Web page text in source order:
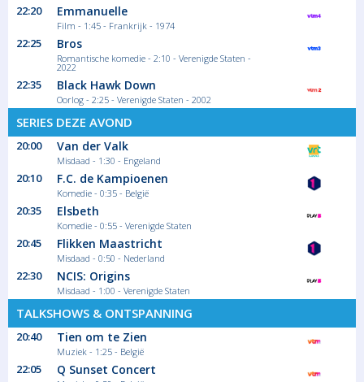
22:20 Emmanuelle
Film - 1:45 - Frankrijk - 1974
22:25 Bros
Romantische komedie - 2:10 - Verenigde Staten -
2022
22:35 Black Hawk Down
Oorlog - 2:25 - Verenigde Staten - 2002
SERIES DEZE AVOND
20:00 Van der Valk
Misdaad - 1:30 - Engeland
20:10 F.C. de Kampioenen
Komedie - 0:35 - België
20:35 Elsbeth
Komedie - 0:55 - Verenigde Staten
20:45 Flikken Maastricht
Misdaad - 0:50 - Nederland
22:30 NCIS: Origins
Misdaad - 1:00 - Verenigde Staten
TALKSHOWS & ONTSPANNING
20:40 Tien om te Zien
Muziek - 1:25 - België
22:05 Q Sunset Concert